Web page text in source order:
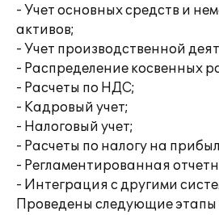
- Учет основных средств и
активов;
- Учет производственной
- Распределение косвенных
- Расчеты по НДС;
- Кадровый учет;
- Налоговый учет;
- Расчеты по налогу на
- Регламентированная
- Интеграция с другими
Проведены следующие этапы